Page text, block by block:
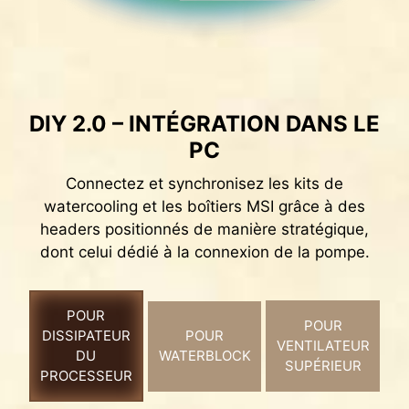
DIY 2.0 – INTÉGRATION DANS LE
PC
Connectez et synchronisez les kits de
watercooling et les boîtiers MSI grâce à des
headers positionnés de manière stratégique,
dont celui dédié à la connexion de la pompe.
POUR
DISSIPATEUR
DU
PROCESSEUR
POUR
WATERBLOCK
POUR
VENTILATEUR
SUPÉRIEUR
PROTECTION CONTRE LA
SURCHARGE DE COURANT
intègrent une protection contre la surcharge de
courant (protection OCP), ce qui assure aux
composants cruciaux tels que les ports USB, les
barrettes mémoire DDR, le contrôleur PWM et le
cas de charge de courant excessive. Ce
mécanisme de défense proactif limite les
risques de dommages ou de défaillances
causés par une saute de tension et aide à
prolonger la stabilité du système. Cet